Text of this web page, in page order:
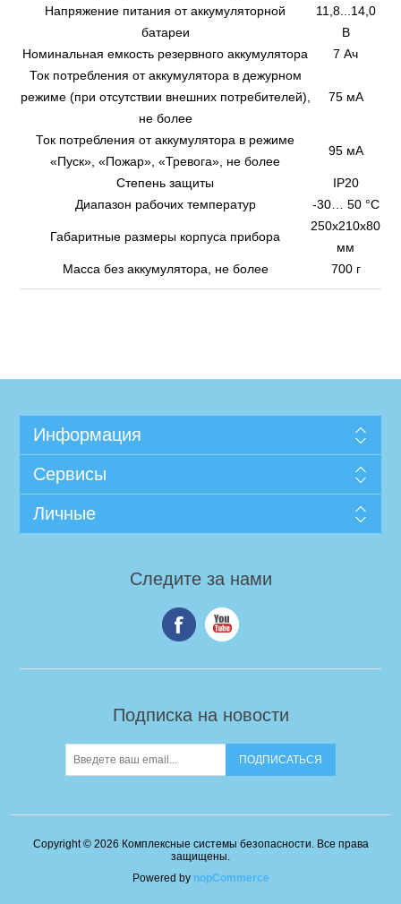
Напряжение питания от аккумуляторной
батареи
11,8...14,0
В
Номинальная емкость резервного аккумулятора
7 Ач
Ток потребления от аккумулятора в дежурном
режиме (при отсутствии внешних потребителей),
не более
75 мА
Ток потребления от аккумулятора в режиме
«Пуск», «Пожар», «Тревога», не более
95 мА
Степень защиты
IP20
Диапазон рабочих температур
-30… 50 °С
Габаритные размеры корпуса прибора
250x210x80
мм
Масса без аккумулятора, не более
700 г
Информация
Сервисы
Личные
Следите за нами
Подписка на новости
Copyright © 2026 Комплексные системы безопасности. Все права
защищены.
Powered by nopCommerce